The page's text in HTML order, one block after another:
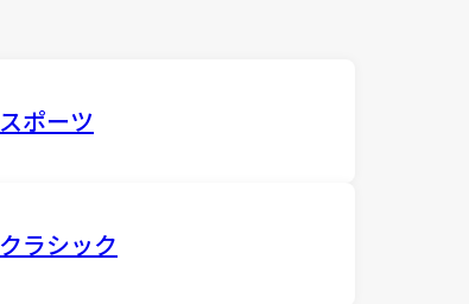
スポーツ
クラシック